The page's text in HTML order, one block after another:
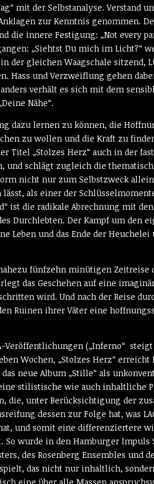
mit der Selbstanalyse. Verstand
zur Kenntnis genommen.
die innere Festigung: „Not every
„Siehtst Du mich im Licht?“
der gleichen Waagschale sitzend,
Hass und Verzweiflung gehen
verhält es sich mit dem
Nähe“.
dazu lernen zu können, die
zu wollen und die Kraft zu
Titel „Stolzes Herz“ auch in der
schlägt zugleich die
nicht nur zum Selbstzweck
als einer der
ist die radikale Abrechnung mit den
Durchlebten. Der Kampf um den
Leben und das Ende der Heuchelei
fünfzehn minütigen Zeitreise
das Geschehen auf eine
wird. Und nach der Reise
Ruinen ihrer Väter eine
Veröffentlichungen („Inferno“
Wochen, „Stolzes Herz“ erreicht
neue Album „Stille“ als
stilistische wie auch inhaltliche
die, unter Berücksichtigung der
dessen zur Folge hat, was
und somit eine differenziertere
wurde in den Hamburger Impuls
des Rosenberg Ensembles und
das nicht nur inhaltlich,
eine über alle Massen